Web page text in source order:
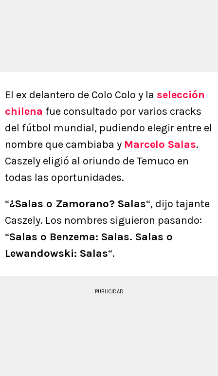
El ex delantero de Colo Colo y la selección
chilena fue consultado por varios cracks
del fútbol mundial, pudiendo elegir entre el
nombre que cambiaba y Marcelo Salas.
Caszely eligió al oriundo de Temuco en
todas las oportunidades.
“¿Salas o Zamorano? Salas“, dijo tajante
Caszely. Los nombres siguieron pasando:
“Salas o Benzema: Salas. Salas o
Lewandowski: Salas“.
PUBLICIDAD